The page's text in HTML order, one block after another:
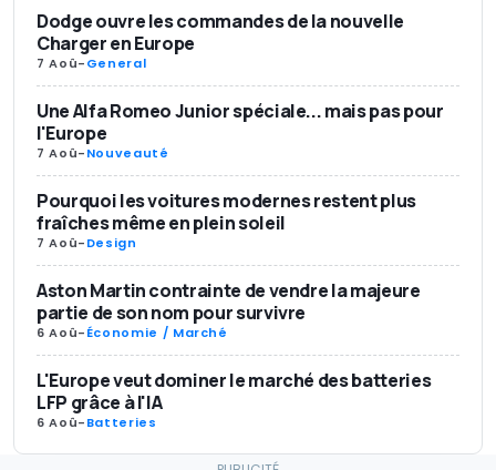
Dodge ouvre les commandes de la nouvelle
Charger en Europe
7 Aoû-General
Une Alfa Romeo Junior spéciale... mais pas pour
l'Europe
7 Aoû-Nouveauté
Pourquoi les voitures modernes restent plus
fraîches même en plein soleil
7 Aoû-Design
Aston Martin contrainte de vendre la majeure
partie de son nom pour survivre
6 Aoû-Économie / Marché
L'Europe veut dominer le marché des batteries
LFP grâce à l'IA
6 Aoû-Batteries